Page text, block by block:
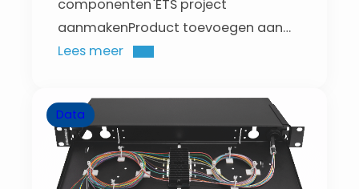
componenten`ETS project
aanmakenProduct toevoegen aan
projectGroep adressen
exporterenDiagnose
Lees meer
Data